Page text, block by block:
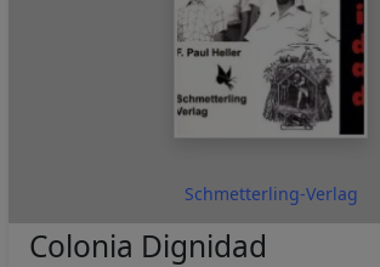
Schmetterling-Verlag
Colonia Dignidad